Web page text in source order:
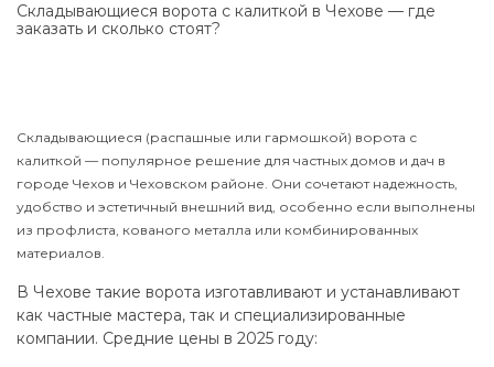
Складывающиеся ворота с калиткой в Чехове — где
заказать и сколько стоят?
Складывающиеся (распашные или гармошкой) ворота с
калиткой — популярное решение для частных домов и дач в
городе Чехов и Чеховском районе. Они сочетают надежность,
удобство и эстетичный внешний вид, особенно если выполнены
из профлиста, кованого металла или комбинированных
материалов.
В Чехове такие ворота изготавливают и устанавливают
как частные мастера, так и специализированные
компании. Средние цены в 2025 году: